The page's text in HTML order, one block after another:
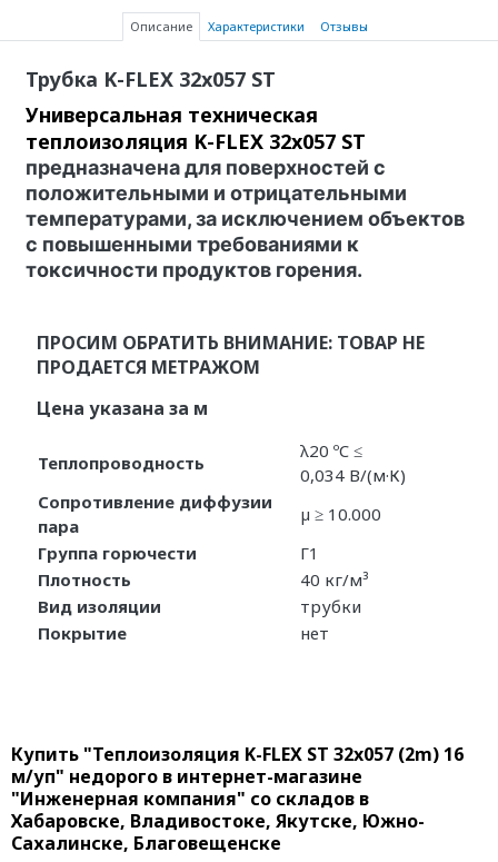
Описание Характеристики Отзывы
Трубка K-FLEX 32x057 ST
Универсальная техническая
теплоизоляция K-FLEX 32x057 ST
предназначена для поверхностей с
положительными и отрицательными
температурами, за исключением объектов
с повышенными требованиями к
токсичности продуктов горения.
ПРОСИМ ОБРАТИТЬ ВНИМАНИЕ: ТОВАР НЕ
ПРОДАЕТСЯ МЕТРАЖОМ
Цена указана за м
Теплопроводность
λ20 ºC ≤
0,034 В/(м·К)
Сопротивление диффузии
пара
µ ≥ 10.000
Группа горючести
Г1
Плотность
40 кг/м³
Вид изоляции
трубки
Покрытие
нет
Купить "Теплоизоляция K-FLEX ST 32x057 (2m) 16
м/уп" недорого в интернет-магазине
"Инженерная компания" со складов в
Хабаровске, Владивостоке, Якутске, Южно-
Сахалинске, Благовещенске